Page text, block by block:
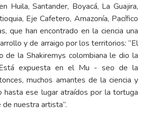
Huila, Santander, Boyacá, La Guajira,
Eje Cafetero, Amazonía, Pacífico
que han encontrado en la ciencia una
y de arraigo por los territorios: “El
de la Shakiremys colombiana le dio la
expuesta en el Mu - seo de la
muchos amantes de la ciencia y
hasta ese lugar atraídos por la tortuga
nuestra artista”.